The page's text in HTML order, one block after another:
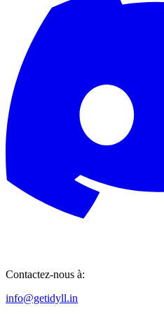
Contactez-nous à:
info@getidyll.in